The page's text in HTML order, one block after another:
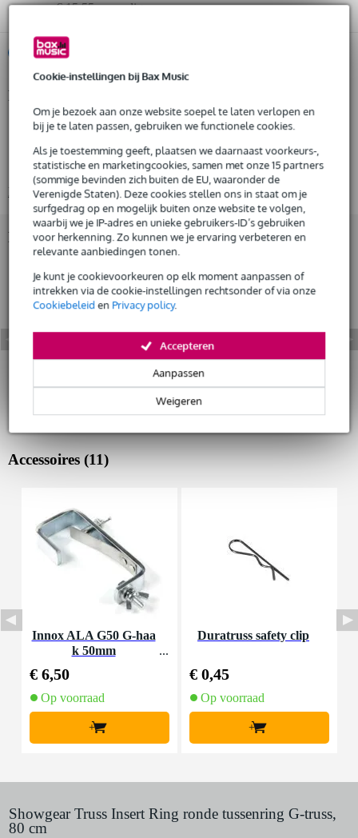
Cookie-instellingen bij Bax Music
Om je bezoek aan onze website soepel te laten verlopen en
bij je te laten passen, gebruiken we functionele cookies.
Als je toestemming geeft, plaatsen we daarnaast voorkeurs-,
statistische en marketingcookies, samen met onze 15 partners
(sommige bevinden zich buiten de EU, waaronder de
Verenigde Staten). Deze cookies stellen ons in staat om je
surfgedrag op en mogelijk buiten onze website te volgen,
waarbij we je IP-adres en unieke gebruikers-ID’s gebruiken
voor herkenning. Zo kunnen we je ervaring verbeteren en
relevante aanbiedingen tonen.
Je kunt je cookievoorkeuren op elk moment aanpassen of
intrekken via de cookie-instellingen rechtsonder of via onze
Cookiebeleiden Privacy policy.
Weigeren
Aanpassen
Accepteren
€ 15,55 eenmalig
Huur dit product
Huur meerdere producten tegelijk: min. € 300,- en max.
€ 2.500,-
Gratis
thuisbezorgd of op te halen in de winkel
Al na 4 maanden maandelijks opzegbaar
De mogelijkheid om je product(en) met korting te kopen
Snelle vervanging door Bax Music bij een defect
Huur dit product
Productinformatie
Showgear Truss Insert Ring
ronde tussenring
360 graden aan verlichtingsmogelijkheden
Bekijk alle productspecificaties
Bekijk ook eens (5)
Accessoires (11)
Innox ALA G50 G-haa
k 50mm
€ 6,50
Op voorraad
+
Duratruss safety clip
€ 0,45
Op voorraad
+
Showgear Truss Insert Ring ronde tussenring G-truss,
80 cm